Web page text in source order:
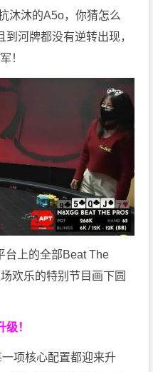
沐沐的A5o，你猜怎么
河牌都没有逆转出现，
！
台上的全部Beat The
欢乐的特别节目画下圆
级！
项核心配置都迎来升